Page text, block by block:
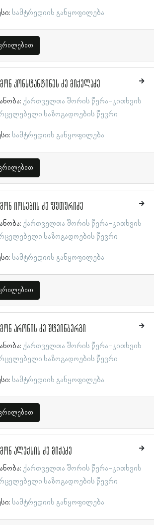
სამტრედიის განყოფილება
კონსტანტინეს ძე მიქელაძე
ქართველთა შორის წერა-კითხვის
საზოგადოების წევრი
სამტრედიის განყოფილება
იოსების ძე ფუთურიძე
ქართველთა შორის წერა-კითხვის
საზოგადოების წევრი
სამტრედიის განყოფილება
არონის ძე შტეინბერგი
ქართველთა შორის წერა-კითხვის
საზოგადოების წევრი
სამტრედიის განყოფილება
ალექსის ძე მიქაძე
ქართველთა შორის წერა-კითხვის
საზოგადოების წევრი
სამტრედიის განყოფილება